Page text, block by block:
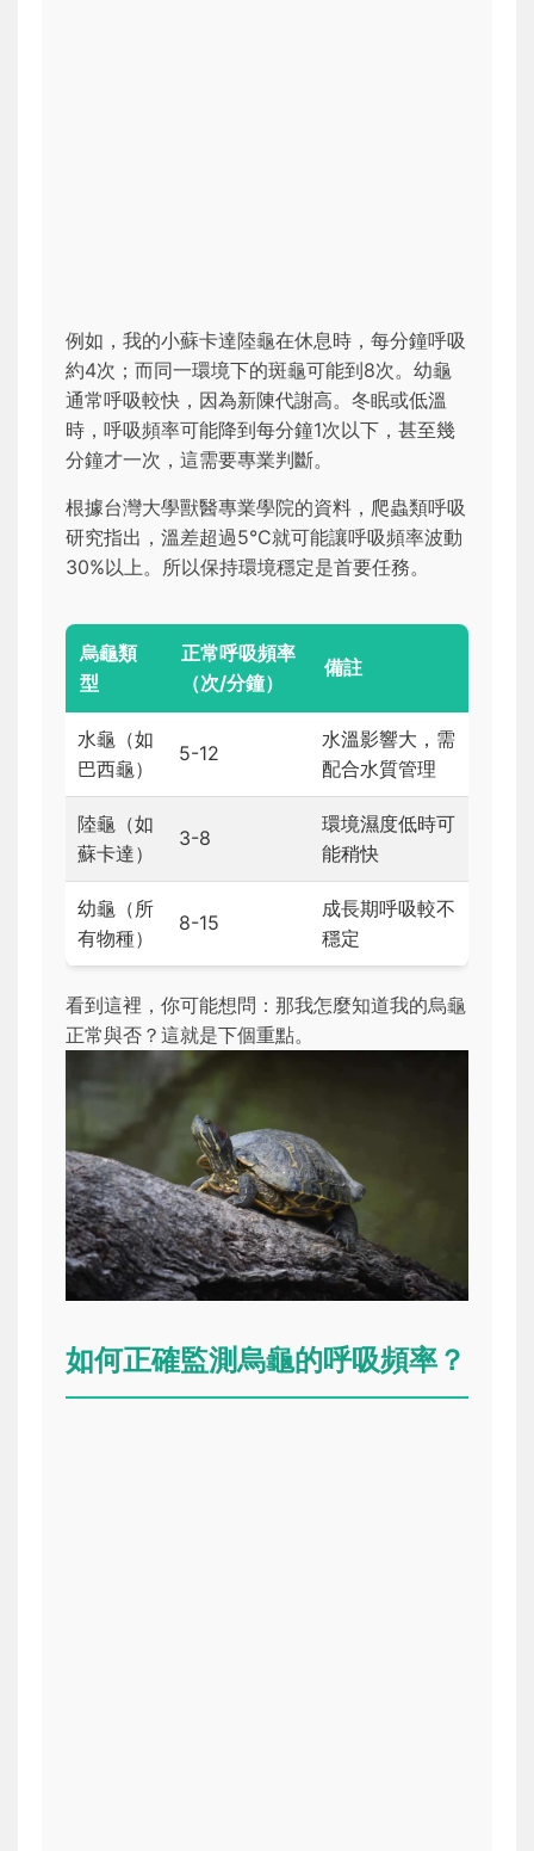
例如，我的小蘇卡達陸龜在休息時，每分鐘呼吸
約4次；而同一環境下的斑龜可能到8次。幼龜
通常呼吸較快，因為新陳代謝高。冬眠或低溫
時，呼吸頻率可能降到每分鐘1次以下，甚至幾
分鐘才一次，這需要專業判斷。
根據台灣大學獸醫專業學院的資料，爬蟲類呼吸
研究指出，溫差超過5°C就可能讓呼吸頻率波動
30%以上。所以保持環境穩定是首要任務。
烏龜類
型
正常呼吸頻率
（次/分鐘）
備註
水龜（如
巴西龜）
5-12
水溫影響大，需
配合水質管理
陸龜（如
蘇卡達）
3-8
環境濕度低時可
能稍快
幼龜（所
有物種）
8-15
成長期呼吸較不
穩定
看到這裡，你可能想問：那我怎麼知道我的烏龜
正常與否？這就是下個重點。
如何正確監測烏龜的呼吸頻率？